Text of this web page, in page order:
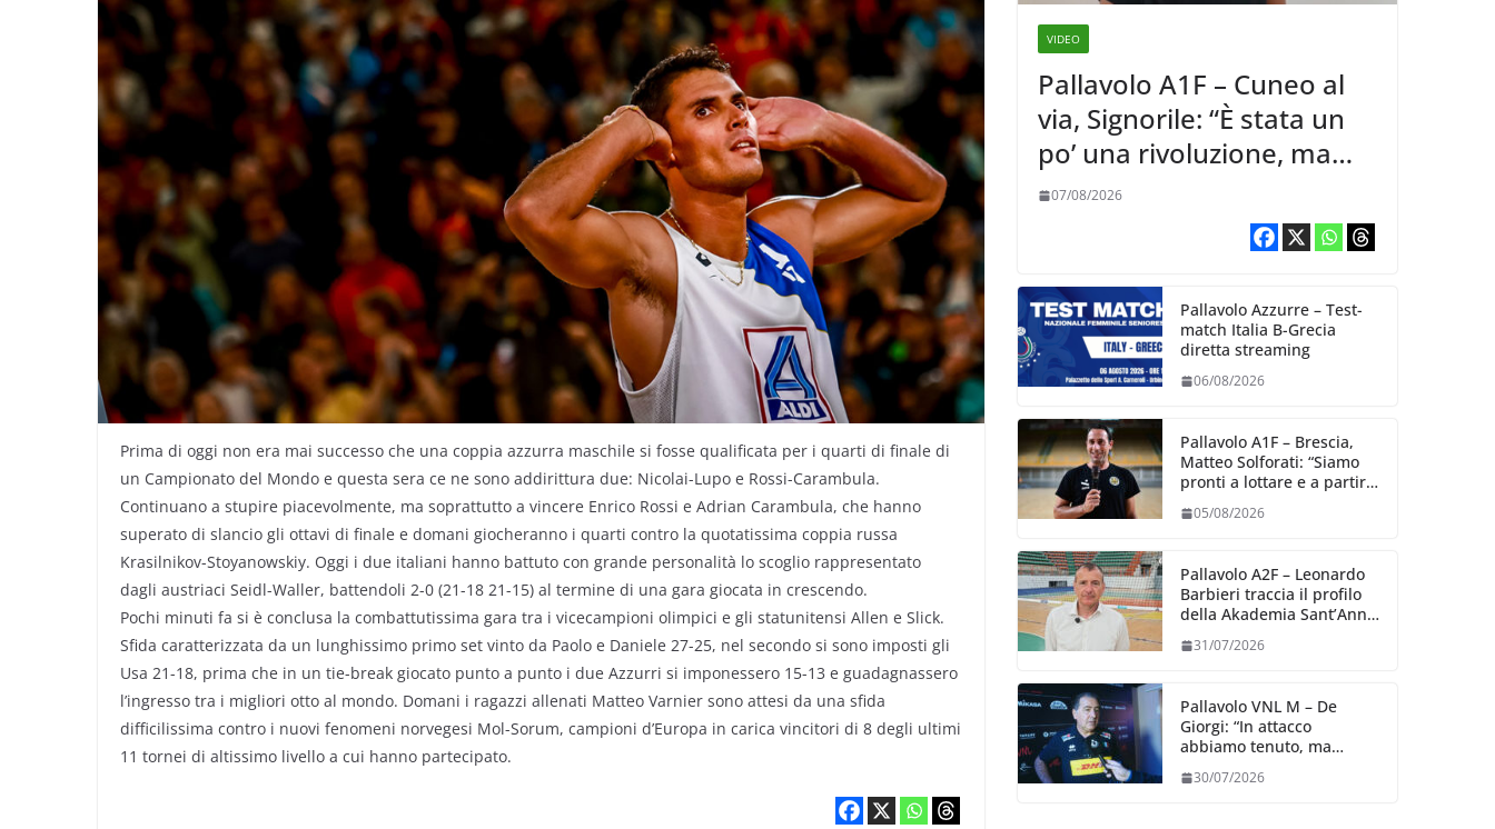
Prima di oggi non era mai successo che una coppia azzurra maschile si fosse qualificata per i quarti di finale di
un Campionato del Mondo e questa sera ce ne sono addirittura due: Nicolai-Lupo e Rossi-Carambula.
Continuano a stupire piacevolmente, ma soprattutto a vincere Enrico Rossi e Adrian Carambula, che hanno
superato di slancio gli ottavi di finale e domani giocheranno i quarti contro la quotatissima coppia russa
Krasilnikov-Stoyanowskiy. Oggi i due italiani hanno battuto con grande personalità lo scoglio rappresentato
dagli austriaci Seidl-Waller, battendoli 2-0 (21-18 21-15) al termine di una gara giocata in crescendo.
Pochi minuti fa si è conclusa la combattutissima gara tra i vicecampioni olimpici e gli statunitensi Allen e Slick.
Sfida caratterizzata da un lunghissimo primo set vinto da Paolo e Daniele 27-25, nel secondo si sono imposti gli
Usa 21-18, prima che in un tie-break giocato punto a punto i due Azzurri si imponessero 15-13 e guadagnassero
l’ingresso tra i migliori otto al mondo. Domani i ragazzi allenati Matteo Varnier sono attesi da una sfida
difficilissima contro i nuovi fenomeni norvegesi Mol-Sorum, campioni d’Europa in carica vincitori di 8 degli ultimi
11 tornei di altissimo livello a cui hanno partecipato.
VIDEO
Pallavolo A1F – Cuneo al
via, Signorile: “È stata un
po’ una rivoluzione, ma
abbiamo le idee chiare siu
cosa vogliamo fare”
07/08/2026
Pallavolo Azzurre – Test-
match Italia B-Grecia
diretta streaming
06/08/2026
Pallavolo A1F – Brescia,
Matteo Solforati: “Siamo
pronti a lottare e a partire
giorno”
05/08/2026
Pallavolo A2F – Leonardo
Barbieri traccia il profilo
della Akademia Sant’Anna
31/07/2026
Pallavolo VNL M – De
Giorgi: “In attacco
abbiamo tenuto, ma
dalla prestazione in
30/07/2026